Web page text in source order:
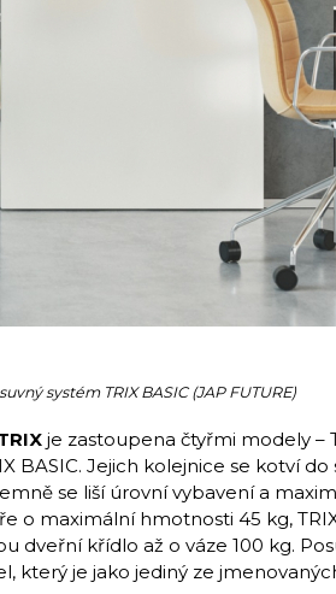
systém TRIX BASIC (JAP FUTURE)
je zastoupena čtyřmi modely –
BASIC. Jejich kolejnice se kotví
se liší úrovní vybavení a
o maximální hmotnosti 45 kg, TRIX
dveřní křídlo až o váze 100 kg.
který je jako jediný ze